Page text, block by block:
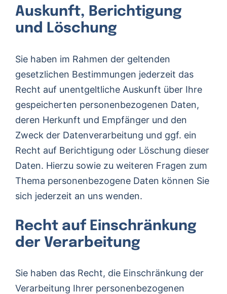
Auskunft, Berichtigung
und Löschung
Sie haben im Rahmen der geltenden
gesetzlichen Bestimmungen jederzeit das
Recht auf unentgeltliche Auskunft über Ihre
gespeicherten personenbezogenen Daten,
deren Herkunft und Empfänger und den
Zweck der Datenverarbeitung und ggf. ein
Recht auf Berichtigung oder Löschung dieser
Daten. Hierzu sowie zu weiteren Fragen zum
Thema personenbezogene Daten können Sie
sich jederzeit an uns wenden.
Recht auf Einschränkung
der Verarbeitung
Sie haben das Recht, die Einschränkung der
Verarbeitung Ihrer personenbezogenen